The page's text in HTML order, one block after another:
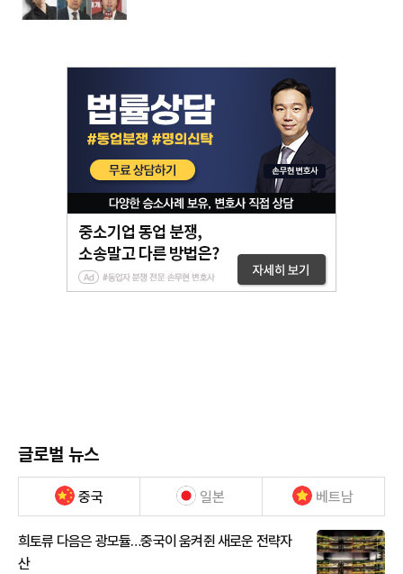
글로벌 뉴스
중국 일본 베트남
희토류 다음은 광모듈…중국이 움켜쥔 새로운 전략자
산